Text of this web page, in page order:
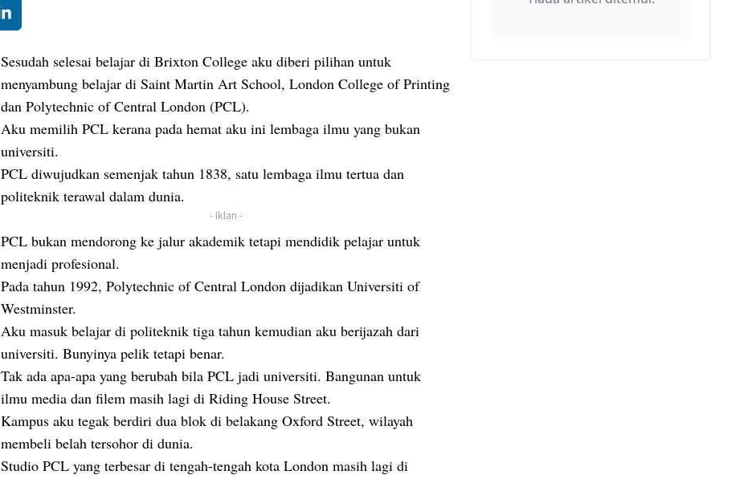
Sesudah selesai belajar di Brixton College aku diberi pilihan untuk
menyambung belajar di Saint Martin Art School, London College of Printing
dan Polytechnic of Central London (PCL).
Aku memilih PCL kerana pada hemat aku ini lembaga ilmu yang bukan
universiti.
PCL diwujudkan semenjak tahun 1838, satu lembaga ilmu tertua dan
politeknik terawal dalam dunia.
- Iklan -
PCL bukan mendorong ke jalur akademik tetapi mendidik pelajar untuk
menjadi profesional.
Pada tahun 1992, Polytechnic of Central London dijadikan Universiti of
Westminster.
Aku masuk belajar di politeknik tiga tahun kemudian aku berijazah dari
universiti. Bunyinya pelik tetapi benar.
Tak ada apa-apa yang berubah bila PCL jadi universiti. Bangunan untuk
ilmu media dan filem masih lagi di Riding House Street.
Kampus aku tegak berdiri dua blok di belakang Oxford Street, wilayah
membeli belah tersohor di dunia.
Studio PCL yang terbesar di tengah-tengah kota London masih lagi di